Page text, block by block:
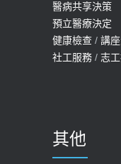
2026-05-14
20歲迪士
孩最好發、
2019-07-09
醫病共享決策
預立醫療決定
健康檢查 / 講
社工服務 / 志
其他